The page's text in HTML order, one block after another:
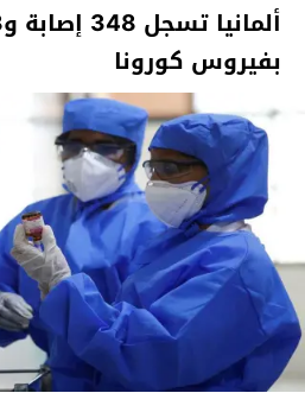
بفيروس كورونا